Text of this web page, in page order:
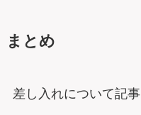
まとめ
差し入れについて記